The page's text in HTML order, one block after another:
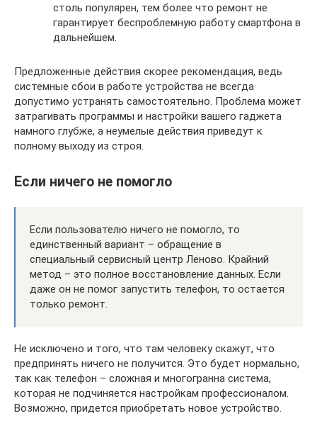
столь популярен, тем более что ремонт не
гарантирует беспроблемную работу смартфона в
дальнейшем.
Предложенные действия скорее рекомендация, ведь
системные сбои в работе устройства не всегда
допустимо устранять самостоятельно. Проблема может
затрагивать программы и настройки вашего гаджета
намного глубже, а неумелые действия приведут к
полному выходу из строя.
Если ничего не помогло
Если пользователю ничего не помогло, то
единственный вариант – обращение в
специальный сервисный центр Леново. Крайний
метод – это полное восстановление данных. Если
даже он не помог запустить телефон, то остается
только ремонт.
Не исключено и того, что там человеку скажут, что
предпринять ничего не получится. Это будет нормально,
так как телефон – сложная и многогранна система,
которая не подчиняется настройкам профессионалом.
Возможно, придется приобретать новое устройство.